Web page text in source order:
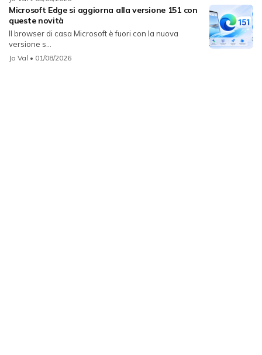
Microsoft Edge si aggiorna alla versione 151 con
queste novità
Il browser di casa Microsoft è fuori con la nuova
versione s...
Jo Val • 01/08/2026